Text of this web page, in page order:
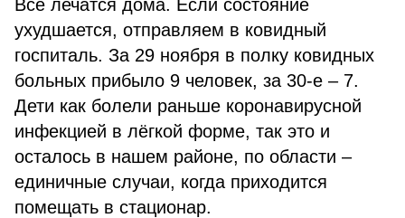
Все лечатся дома. Если состояние
ухудшается, отправляем в ковидный
госпиталь. За 29 ноября в полку ковидных
больных прибыло 9 человек, за 30-е – 7.
Дети как болели раньше коронавирусной
инфекцией в лёгкой форме, так это и
осталось в нашем районе, по области –
единичные случаи, когда приходится
помещать в стационар.